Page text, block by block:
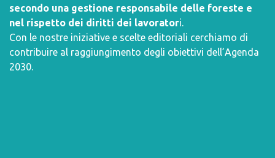
secondo una gestione responsabile delle foreste e
nel rispetto dei diritti dei lavoratori.
Con le nostre iniziative e scelte editoriali cerchiamo di
contribuire al raggiungimento degli obiettivi dell’Agenda
2030.